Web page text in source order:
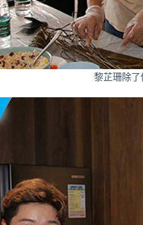
黎芷珊除